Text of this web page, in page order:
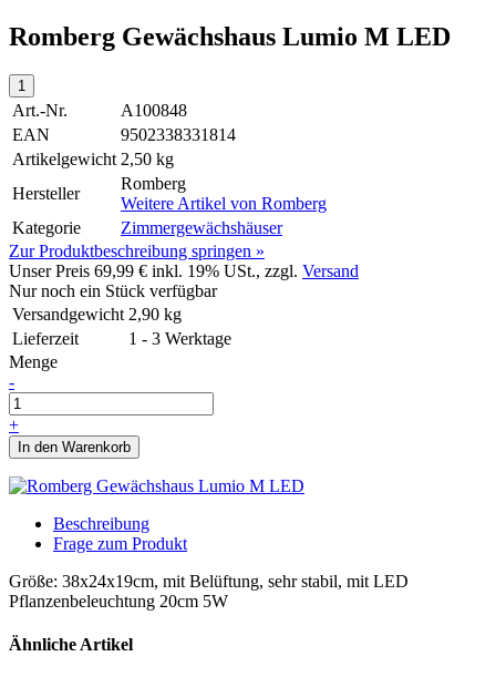
Romberg Gewächshaus Lumio M LED
Art.-Nr.
A100848
EAN
9502338331814
Artikelgewicht 2,50 kg
Hersteller
Romberg
Weitere Artikel von Romberg
Kategorie
Zimmergewächshäuser
Zur Produktbeschreibung springen »
Unser Preis 69,99 € inkl. 19% USt., zzgl. Versand
Nur noch ein Stück verfügbar
Versandgewicht 2,90 kg
Lieferzeit
1 - 3 Werktage
Menge
-
+
In den Warenkorb
Beschreibung
Frage zum Produkt
Größe: 38x24x19cm, mit Belüftung, sehr stabil, mit LED
Pflanzenbeleuchtung 20cm 5W
Ähnliche Artikel